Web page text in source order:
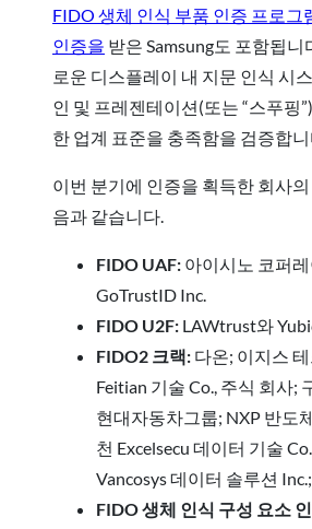
FIDO 생체 인식 부품 인증 프로그
인증을 받은 Samsung도 포함됩니
로운 디스플레이 내 지문 인식 시
인 및 프레젠테이션(또는 “스푸핑
한 업계 표준을 충족함을 검증합
이번 분기에 인증을 획득한 회사
음과 같습니다.
FIDO UAF: 아이시노 코퍼
GoTrustID Inc.
FIDO U2F: LAWtrust와
FIDO2 크랙: 다온; 이지스
Feitian 기술 Co., 주식 회사;
현대자동차그룹; NXP 반도
천 Excelsecu 데이터 기술
Vancosys 데이터 솔루션
FIDO 생체 인식 구성 요소